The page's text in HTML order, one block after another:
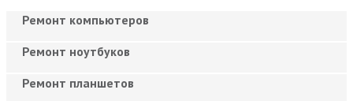
Ремонт компьютеров
Ремонт ноутбуков
Ремонт планшетов